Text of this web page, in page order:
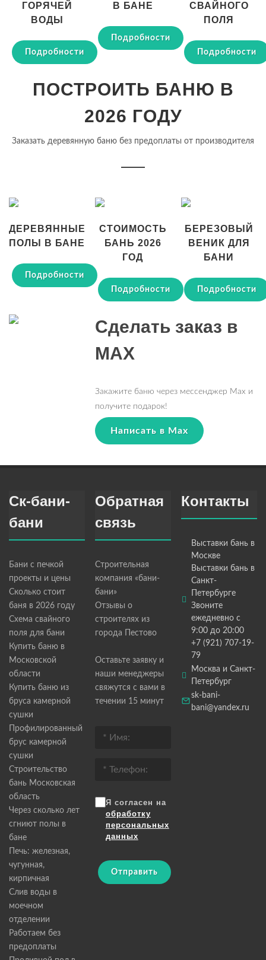
ГОРЯЧЕЙ
ВОДЫ
Подробности
В БАНЕ
Подробности
СВАЙНОГО
ПОЛЯ
Подробности
ПОСТРОИТЬ БАНЮ В
2026 ГОДУ
Заказать деревянную баню без предоплаты от производителя
ДЕРЕВЯННЫЕ
ПОЛЫ В БАНЕ
Подробности
СТОИМОСТЬ
БАНЬ 2026
ГОД
Подробности
БЕРЕЗОВЫЙ
ВЕНИК ДЛЯ
БАНИ
Подробности
Сделать заказ в
MAX
Закажите баню через мессенджер Max и
получите подарок!
Написать в Max
Ск-бани-
бани
Бани с печкой
проекты и цены
Сколько стоит
баня в 2026 году
Схема свайного
поля для бани
Купить баню в
Московской
области
Купить баню из
бруса камерной
сушки
Профилированный
брус камерной
сушки
Строительство
бань Московская
область
Через сколько лет
сгниют полы в
бане
Печь: железная,
чугунная,
кирпичная
Слив воды в
моечном
отделении
Работаем без
предоплаты
Обратная
связь
Строительная
компания «бани-
бани»
Отзывы о
строителях из
города Пестово
Оставьте заявку и
наши менеджеры
свяжутся с вами в
течении 15 минут
Я согласен на
обработку
персональных
данных
Отправить
Контакты
Выставки бань в
Москве
Выставки бань в
Санкт-
Петербурге
Звоните
ежедневно с
9:00 до 20:00
+7 (921) 707-19-
79
Москва и Санкт-
Петербург
sk-bani-
bani@yandex.ru